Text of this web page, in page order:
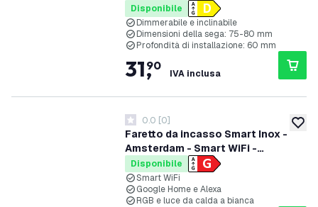
ø82mm - 6 pack
Disponibile
Dimmerabile e inclinabile
Dimensioni della sega: 75-80 mm
Profondità di installazione: 60 mm
31,
90
IVA inclusa
Faretto da incasso Smart Inox -
Amsterdam - Smart WiFi -
Dimmerabile - RGB+CCT
0 stelle di valutazione
0.0 [0]
Disponibile
Smart WiFi
Google Home e Alexa
RGB e luce da calda a bianca